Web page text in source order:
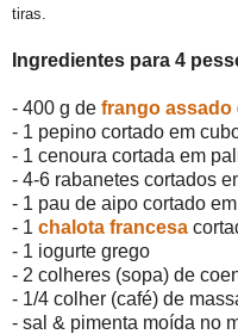
tiras.
Ingredientes para 4
- 400 g de frango assado
- 1 pepino cortado em
- 1 cenoura cortada em
- 4-6 rabanetes cortados
- 1 pau de aipo cortado
- 1 chalota francesa
- 1 iogurte grego
- 2 colheres (sopa) de
- 1/4 colher (café) de
- sal & pimenta moída no